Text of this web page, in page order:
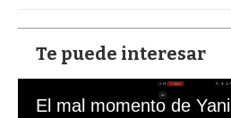
Te puede interesar